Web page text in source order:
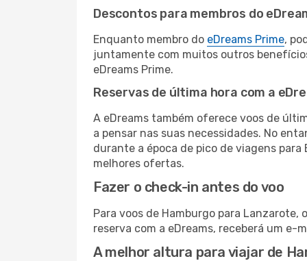
Descontos para membros do
Enquanto membro do eDreams Prime,
juntamente com muitos outros
eDreams Prime.
Reservas de última hora com a
A eDreams também oferece voos de
a pensar nas suas necessidades. No
durante a época de pico de viagens
melhores ofertas.
Fazer o check-in antes do voo
Para voos de Hamburgo para
reserva com a eDreams, receberá um
A melhor altura para viajar de